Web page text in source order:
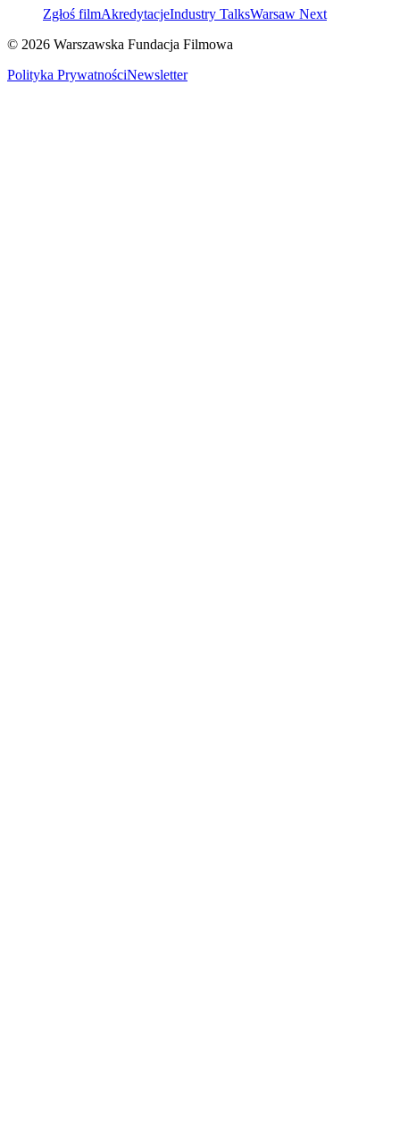
Zgłoś filmAkredytacjeIndustry TalksWarsaw Next
© 2026 Warszawska Fundacja Filmowa
Polityka PrywatnościNewsletter